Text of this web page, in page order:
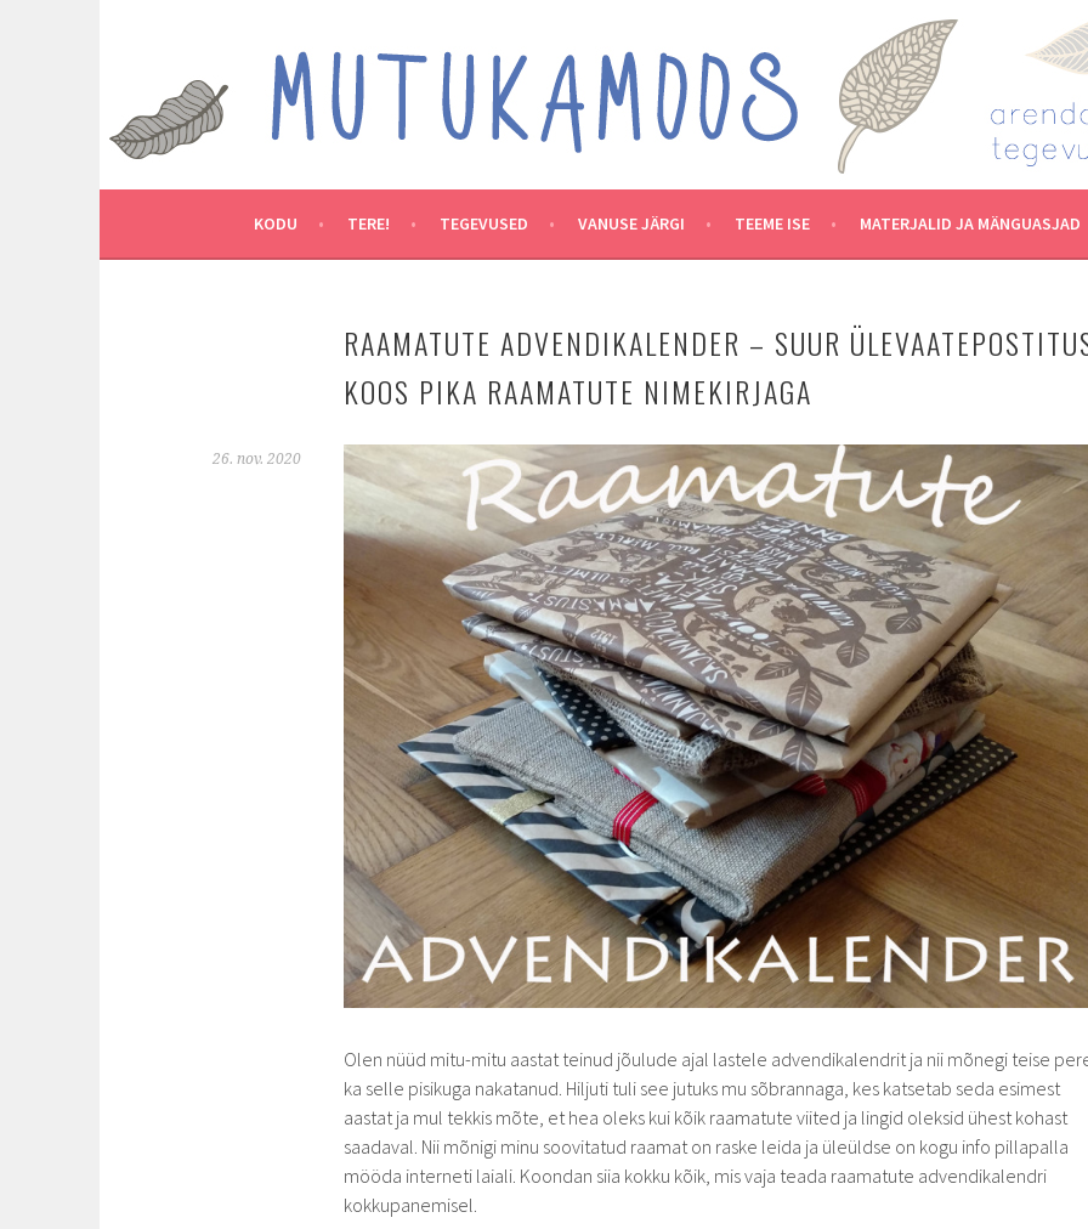
MUTUKAMOOS
ARENDAVAID TEGEVUSI LASTEGA
KODU TERE! TEGEVUSED VANUSE JÄRGI TEEME ISE MATERJALID JA MÄNGUASJAD
RAAMATUTE ADVENDIKALENDER – SUUR
KOOS PIKA RAAMATUTE NIMEKIRJAGA
26. nov. 2020
Olen nüüd mitu-mitu aastat teinud jõulude ajal lastele advendikalendrit ja nii mõnegi teise
ka selle pisikuga nakatanud. Hiljuti tuli see jutuks mu sõbrannaga, kes katsetab seda esimest
aastat ja mul tekkis mõte, et hea oleks kui kõik raamatute viited ja lingid oleksid ühest kohast
saadaval. Nii mõnigi minu soovitatud raamat on raske leida ja üleüldse on kogu info pillapalla
mööda interneti laiali. Koondan siia kokku kõik, mis vaja teada raamatute advendikalendri
kokkupanemisel.